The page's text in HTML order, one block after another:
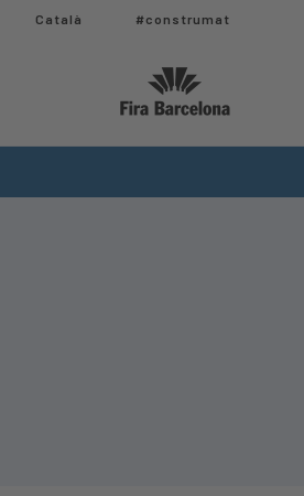
Català #construmat